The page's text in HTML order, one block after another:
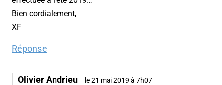
Bien cordialement,
XF
Réponse
Olivier Andrieu le 21 mai 2019 à 7h07